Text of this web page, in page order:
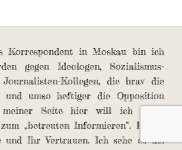
Korrespondent in Moskau bin ich
gegen Ideologen, Sozialismus-
Kollegen, die brav die
und umso heftiger die Opposition
Seite hier will ich einen
„betreuten Informieren“. Danke
Ihr Vertrauen. Ich sehe es als